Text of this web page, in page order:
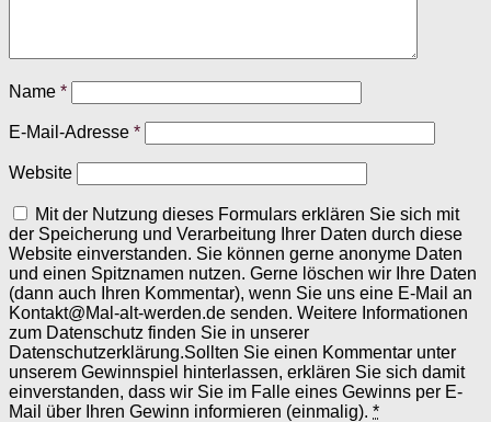
Name *
E-Mail-Adresse *
Website
Mit der Nutzung dieses Formulars erklären Sie sich mit
der Speicherung und Verarbeitung Ihrer Daten durch diese
Website einverstanden. Sie können gerne anonyme Daten
und einen Spitznamen nutzen. Gerne löschen wir Ihre Daten
(dann auch Ihren Kommentar), wenn Sie uns eine E-Mail an
Kontakt@Mal-alt-werden.de senden. Weitere Informationen
zum Datenschutz finden Sie in unserer
Datenschutzerklärung.Sollten Sie einen Kommentar unter
unserem Gewinnspiel hinterlassen, erklären Sie sich damit
einverstanden, dass wir Sie im Falle eines Gewinns per E-
Mail über Ihren Gewinn informieren (einmalig). *